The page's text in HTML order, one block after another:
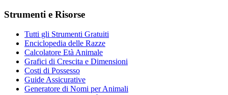
Strumenti e Risorse
Tutti gli Strumenti Gratuiti
Enciclopedia delle Razze
Calcolatore Età Animale
Grafici di Crescita e Dimensioni
Costi di Possesso
Guide Assicurative
Generatore di Nomi per Animali